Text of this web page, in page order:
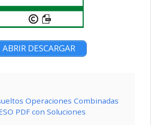
ABRIR DESCARGAR
Operaciones Combinadas
PDF con Soluciones